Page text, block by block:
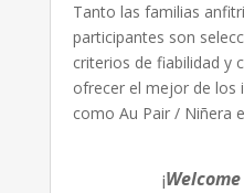
Tanto las familias
participantes son
criterios de fiabilidad y
ofrecer el mejor de los
como Au Pair / Niñera
¡